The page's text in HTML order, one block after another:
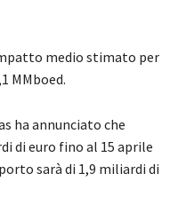
medio stimato per
MMboed.
ha annunciato che
di euro fino al 15 aprile
sarà di 1,9 miliardi di